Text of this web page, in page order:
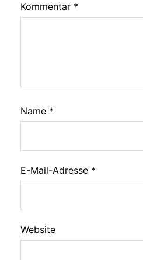
Kommentar *
Name *
E-Mail-Adresse *
Website